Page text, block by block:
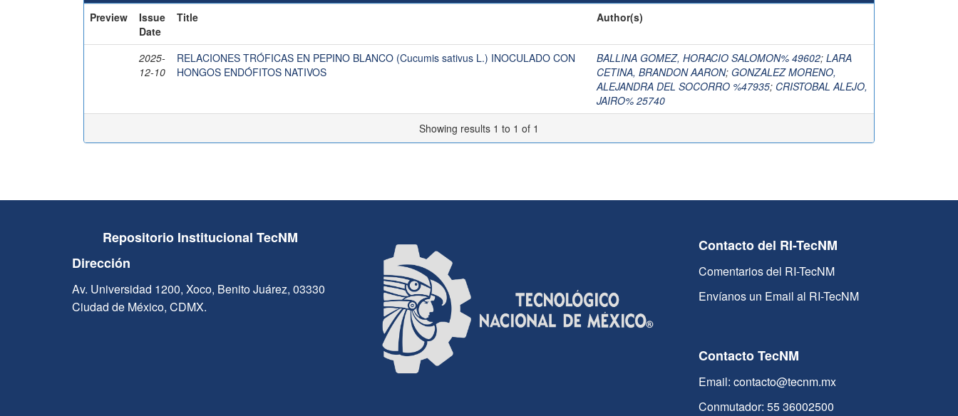
Preview
Issue
Date
Title Author(s)
2025-
12-10
RELACIONES TRÓFICAS EN PEPINO BLANCO (Cucumis sativus L.) INOCULADO CON
HONGOS ENDÓFITOS NATIVOS
BALLINA GOMEZ, HORACIO SALOMON% 49602; LARA
CETINA, BRANDON AARON; GONZALEZ MORENO,
ALEJANDRA DEL SOCORRO %47935; CRISTOBAL ALEJO,
JAIRO% 25740
Showing results 1 to 1 of 1
Repositorio Institucional TecNM
Dirección
Av. Universidad 1200, Xoco, Benito Juárez, 03330
Ciudad de México, CDMX.
Contacto del RI-TecNM
Comentarios del RI-TecNM
Envíanos un Email al RI-TecNM
Contacto TecNM
Email: contacto@tecnm.mx
Conmutador: 55 36002500